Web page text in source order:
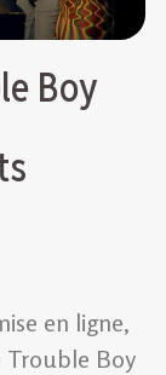
Boy
en ligne,
Trouble Boy